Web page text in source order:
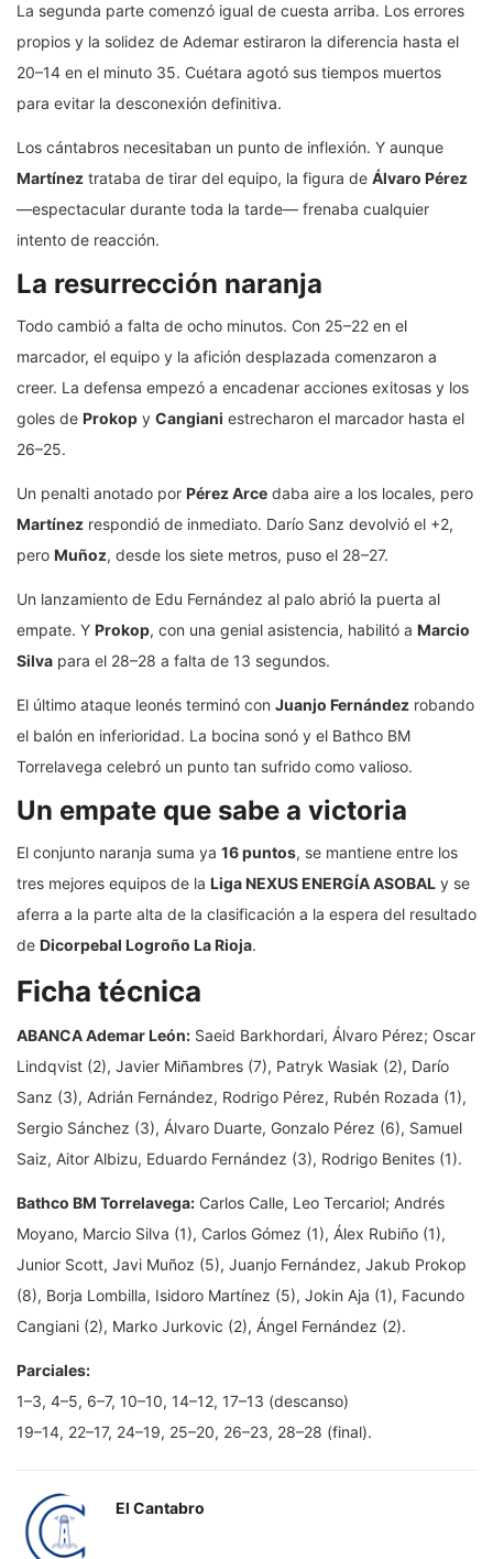
La segunda parte comenzó igual de cuesta arriba. Los errores
propios y la solidez de Ademar estiraron la diferencia hasta el
20–14 en el minuto 35. Cuétara agotó sus tiempos muertos
para evitar la desconexión definitiva.
Los cántabros necesitaban un punto de inflexión. Y aunque
Martínez trataba de tirar del equipo, la figura de Álvaro Pérez
—espectacular durante toda la tarde— frenaba cualquier
intento de reacción.
La resurrección naranja
Todo cambió a falta de ocho minutos. Con 25–22 en el
marcador, el equipo y la afición desplazada comenzaron a
creer. La defensa empezó a encadenar acciones exitosas y los
goles de Prokop y Cangiani estrecharon el marcador hasta el
26–25.
Un penalti anotado por Pérez Arce daba aire a los locales, pero
Martínez respondió de inmediato. Darío Sanz devolvió el +2,
pero Muñoz, desde los siete metros, puso el 28–27.
Un lanzamiento de Edu Fernández al palo abrió la puerta al
empate. Y Prokop, con una genial asistencia, habilitó a Marcio
Silva para el 28–28 a falta de 13 segundos.
El último ataque leonés terminó con Juanjo Fernández robando
el balón en inferioridad. La bocina sonó y el Bathco BM
Torrelavega celebró un punto tan sufrido como valioso.
Un empate que sabe a victoria
El conjunto naranja suma ya 16 puntos, se mantiene entre los
tres mejores equipos de la Liga NEXUS ENERGÍA ASOBAL y se
aferra a la parte alta de la clasificación a la espera del resultado
de Dicorpebal Logroño La Rioja.
Ficha técnica
ABANCA Ademar León: Saeid Barkhordari, Álvaro Pérez; Oscar
Lindqvist (2), Javier Miñambres (7), Patryk Wasiak (2), Darío
Sanz (3), Adrián Fernández, Rodrigo Pérez, Rubén Rozada (1),
Sergio Sánchez (3), Álvaro Duarte, Gonzalo Pérez (6), Samuel
Saiz, Aitor Albizu, Eduardo Fernández (3), Rodrigo Benites (1).
Bathco BM Torrelavega: Carlos Calle, Leo Tercariol; Andrés
Moyano, Marcio Silva (1), Carlos Gómez (1), Álex Rubiño (1),
Junior Scott, Javi Muñoz (5), Juanjo Fernández, Jakub Prokop
(8), Borja Lombilla, Isidoro Martínez (5), Jokin Aja (1), Facundo
Cangiani (2), Marko Jurkovic (2), Ángel Fernández (2).
Parciales:
1–3, 4–5, 6–7, 10–10, 14–12, 17–13 (descanso)
19–14, 22–17, 24–19, 25–20, 26–23, 28–28 (final).
El Cantabro